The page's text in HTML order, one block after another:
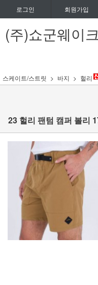
로그인 회원가입
(주)쇼군웨이
스케이트/스트릿 바지 헐리
23 헐리 팬텀 캠퍼 볼리